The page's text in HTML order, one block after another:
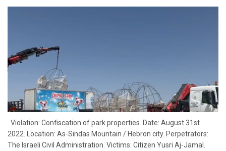
Violation: Confiscation of park properties. Date: August 31st
2022. Location: As-Sindas Mountain / Hebron city. Perpetrators:
The Israeli Civil Administration. Victims: Citizen Yusri Aj-Jamal.